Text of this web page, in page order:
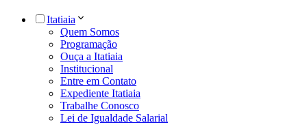
Itatiaia
Quem Somos
Programação
Ouça a Itatiaia
Institucional
Entre em Contato
Expediente Itatiaia
Trabalhe Conosco
Lei de Igualdade Salarial